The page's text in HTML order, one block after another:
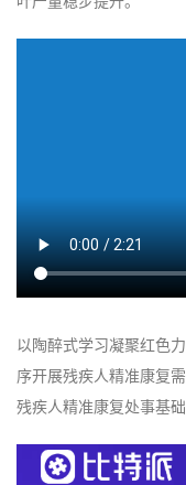
以陶醉式学习凝聚红色
序开展残疾人精准康复
残疾人精准康复处事基础